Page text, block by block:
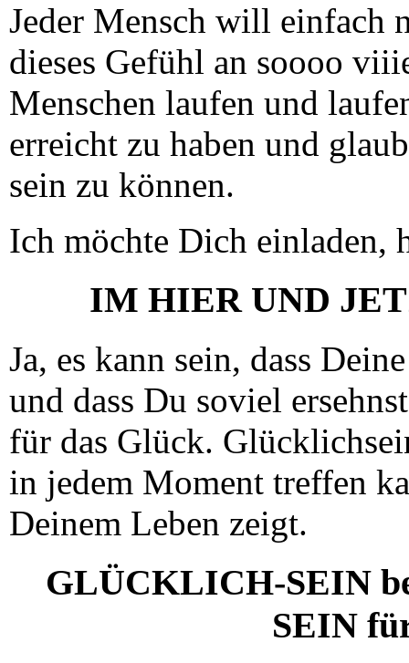
Jeder Mensch will einfach
dieses Gefühl an soooo
Menschen laufen und
erreicht zu haben und
sein zu können.
Ich möchte Dich einladen,
IM HIER UND
Ja, es kann sein, dass
und dass Du soviel
für das Glück.
in jedem Moment treffen
Deinem Leben zeigt.
GLÜCKLICH-SEIN
SEIN